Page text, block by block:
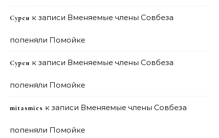
Сурен к записи Вменяемые члены Совбеза
попеняли Помойке
Сурен к записи Вменяемые члены Совбеза
попеняли Помойке
mitasmies к записи Вменяемые члены Совбеза
попеняли Помойке